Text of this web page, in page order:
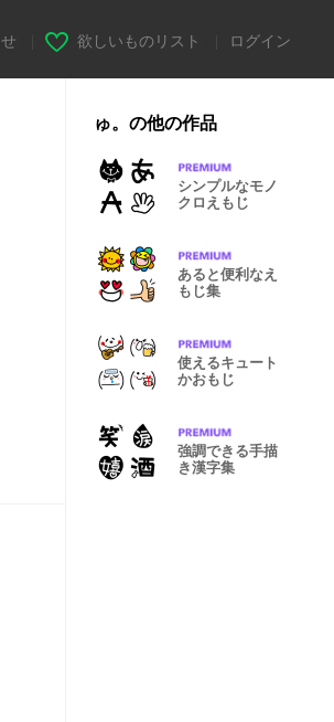
欲しいものリスト ログイン
ゅ。の他の作品
シンプルなモノ
クロえもじ
あると便利なえ
もじ集
使えるキュート
かおもじ
強調できる手描
き漢字集